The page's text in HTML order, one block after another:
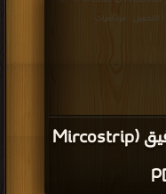
كتاب الهوائي الشريطي الدقيق (Mircostrip
| التحميل : مرة/مرات